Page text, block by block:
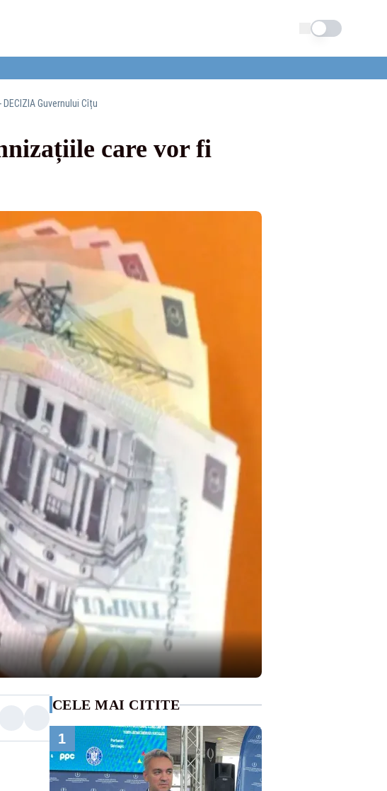
Schimba tema
Guvernului Cîțu
care vor fi
CELE MAI CITITE
1